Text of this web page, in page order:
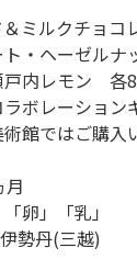
ミルクチョコ
・ヘーゼルナ
戸内レモン
ボレーション
館ではご購入
月
卵」「乳」
勢丹(三越)